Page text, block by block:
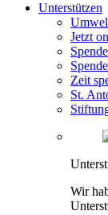
Unterstützen
Jetzt
Zeit
St.
Wir